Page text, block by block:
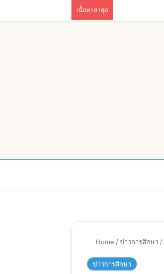
เนื้อหาล่าสุด
Home /ข่าวการศึกษา /
ข่าวการศึกษา